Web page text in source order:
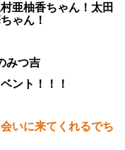
亜柚香ちゃん！太田
ゃん！
みつ吉
ント！！！
いに来てくれるでち